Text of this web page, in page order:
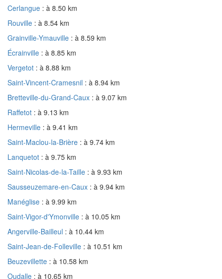
Cerlangue : à 8.50 km
Rouville : à 8.54 km
Grainville-Ymauville : à 8.59 km
Écrainville : à 8.85 km
Vergetot : à 8.88 km
Saint-Vincent-Cramesnil : à 8.94 km
Bretteville-du-Grand-Caux : à 9.07 km
Raffetot : à 9.13 km
Hermeville : à 9.41 km
Saint-Maclou-la-Brière : à 9.74 km
Lanquetot : à 9.75 km
Saint-Nicolas-de-la-Taille : à 9.93 km
Sausseuzemare-en-Caux : à 9.94 km
Manéglise : à 9.99 km
Saint-Vigor-d'Ymonville : à 10.05 km
Angerville-Bailleul : à 10.44 km
Saint-Jean-de-Folleville : à 10.51 km
Beuzevillette : à 10.58 km
Oudalle : à 10.65 km